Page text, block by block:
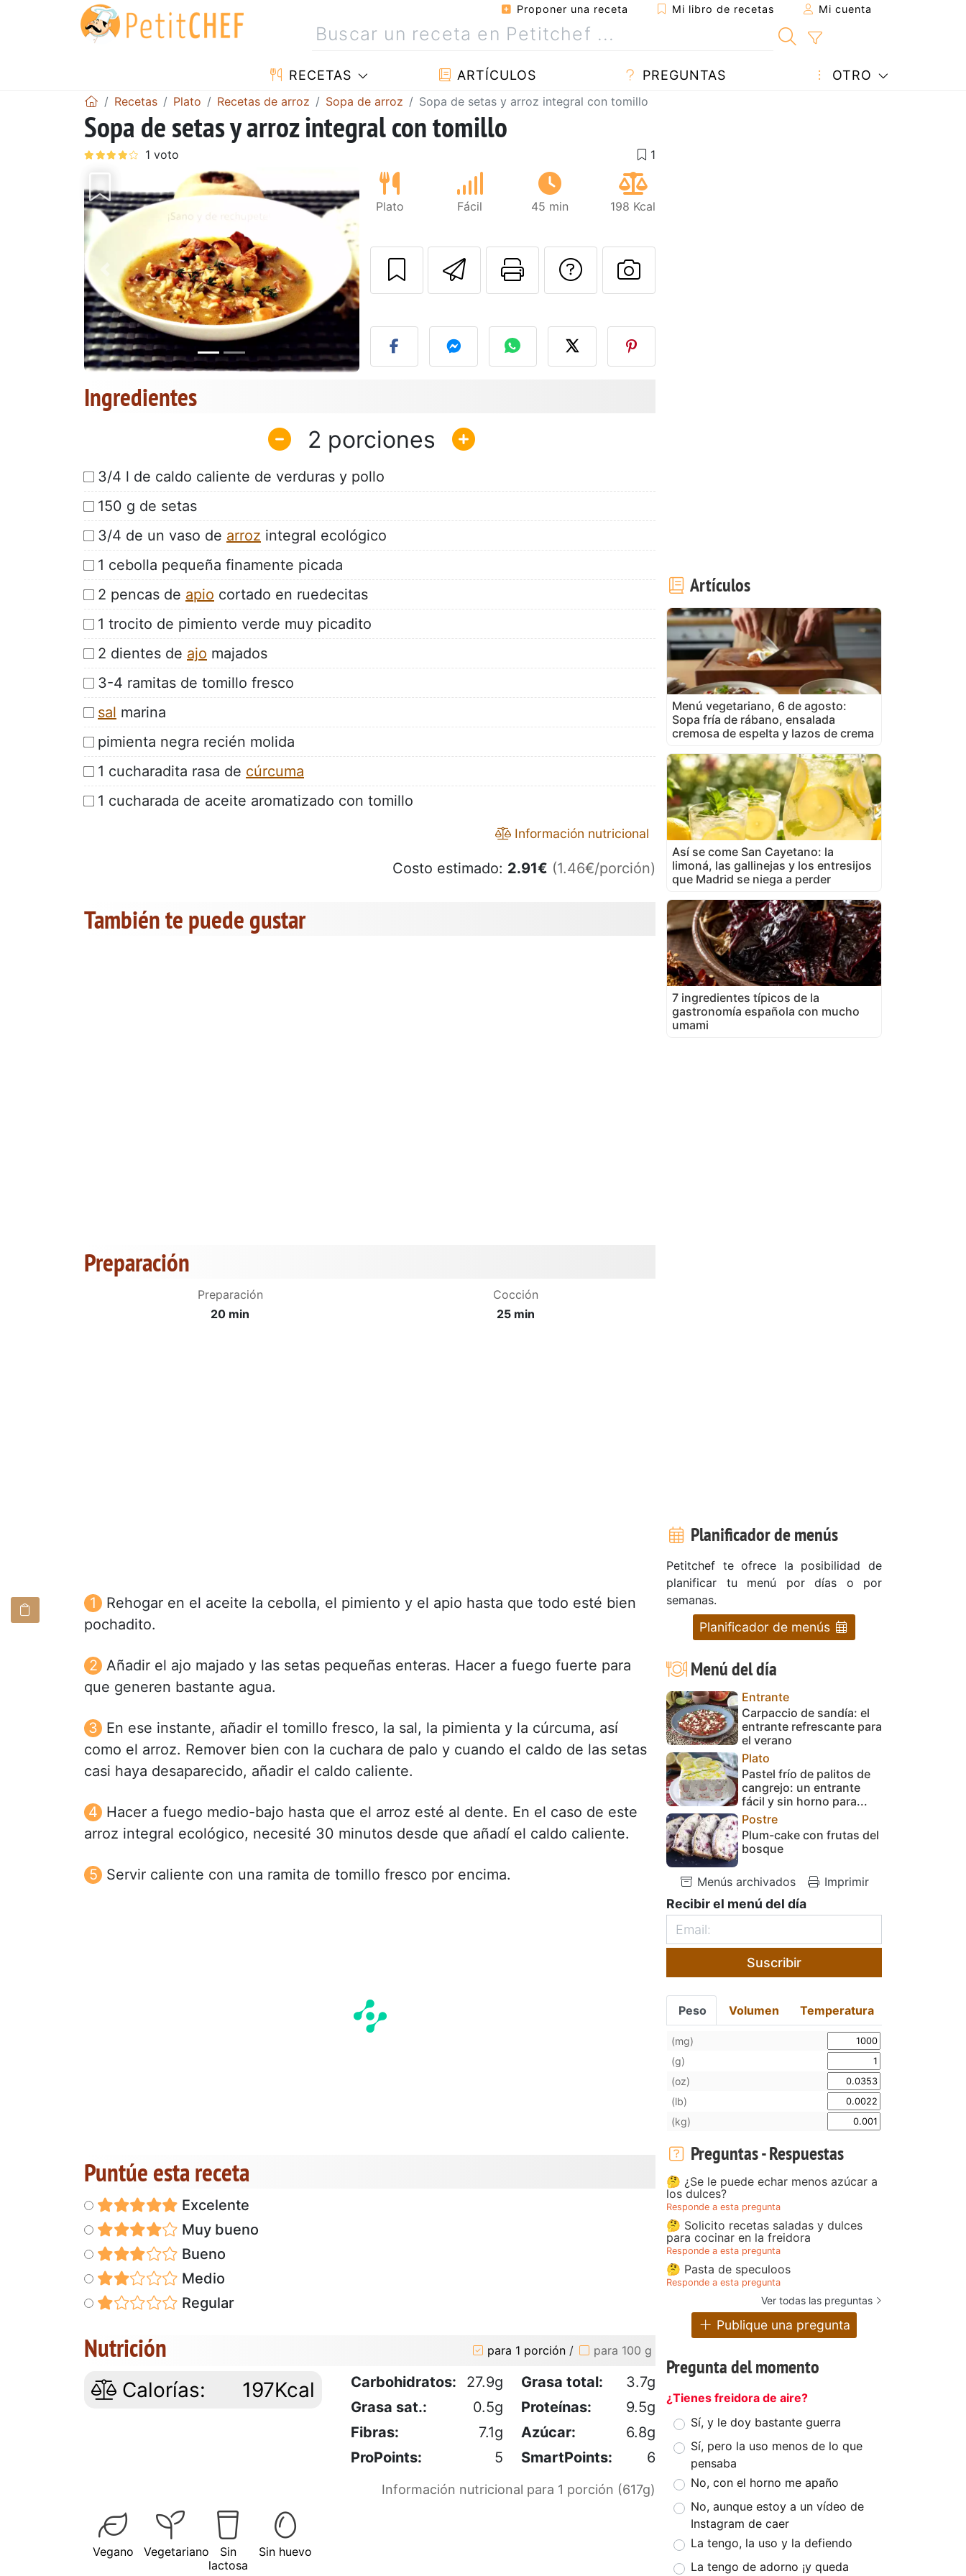
Proponer una receta Mi libro de recetas Mi cuenta
RECETAS ARTÍCULOS PREGUNTAS OTRO
Recetas Plato Recetas de arroz Sopa de arroz Sopa de setas y arroz integral con tomillo
Sopa de setas y arroz integral con tomillo
Anterior Siguiente
Plato Fácil 45 min 198 Kcal
Enviar esta receta a un amigo
Imprimir esta página
Preguntar al autor
Publicar la foto de esta receta
Ingredientes
2
3/4 l de caldo caliente de verduras y pollo
150 g de setas
3/4 de un vaso de arroz integral ecológico
1 cebolla pequeña finamente picada
2 pencas de apio cortado en ruedecitas
1 trocito de pimiento verde muy picadito
2 dientes de ajo majados
3-4 ramitas de tomillo fresco
sal marina
pimienta negra recién molida
1 cucharadita rasa de cúrcuma
1 cucharada de aceite aromatizado con tomillo
Información nutricional
Costo estimado: 2.91€ (1.46€/porción)
También te puede gustar
Preparación
Preparación
20 min
Cocción
25 min
Rehogar en el aceite la cebolla, el pimiento y el apio hasta que todo esté bien
pochadito.
Añadir el ajo majado y las setas pequeñas enteras. Hacer a fuego fuerte para
que generen bastante agua.
En ese instante, añadir el tomillo fresco, la sal, la pimienta y la cúrcuma, así
como el arroz. Remover bien con la cuchara de palo y cuando el caldo de las setas
casi haya desaparecido, añadir el caldo caliente.
Hacer a fuego medio-bajo hasta que el arroz esté al dente. En el caso de este
arroz integral ecológico, necesité 30 minutos desde que añadí el caldo caliente.
Servir caliente con una ramita de tomillo fresco por encima.
Puntúe esta receta
Excelente
Muy bueno
Bueno
Medio
Regular
Nutrición para 1 porción / para 100 g
Calorías: 197Kcal Carbohidratos: 27.9g Grasa total:
3.7g
Grasa sat.:
0.5g Proteínas:
9.5g
Fibras:
7.1g Azúcar:
6.8g
ProPoints:
5 SmartPoints: 6
Información nutricional para 1 porción (617g)
Vegano Vegetariano
Sin
lactosa
Sin huevo
Artículos
Menú vegetariano, 6 de agosto:
Sopa fría de rábano, ensalada
cremosa de espelta y lazos de crema
Así se come San Cayetano: la
limoná, las gallinejas y los entresijos
que Madrid se niega a perder
7 ingredientes típicos de la
gastronomía española con mucho
umami
Planificador de menús
Petitchef te ofrece la posibilidad de
planificar tu menú por días o por
semanas.
Planificador de menús
Menú del día
Entrante
Carpaccio de sandía: el
entrante refrescante para
el verano
Plato
Pastel frío de palitos de
cangrejo: un entrante
fácil y sin horno para...
Postre
Plum-cake con frutas del
bosque
Menús archivados Imprimir
Recibir el menú del día
Suscribir
Peso Volumen Temperatura
(mg)
(g)
(oz)
(lb)
(kg)
Preguntas - Respuestas
🤔 ¿Se le puede echar menos azúcar a
los dulces?
Responde a esta pregunta
🤔 Solicito recetas saladas y dulces
para cocinar en la freidora
Responde a esta pregunta
🤔 Pasta de speculoos
Responde a esta pregunta
Ver todas las preguntas
Publique una pregunta
Pregunta del momento
¿Tienes freidora de aire?
Sí, y le doy bastante guerra
Sí, pero la uso menos de lo que
pensaba
No, con el horno me apaño
No, aunque estoy a un vídeo de
Instagram de caer
La tengo, la uso y la defiendo
La tengo de adorno ¡y queda